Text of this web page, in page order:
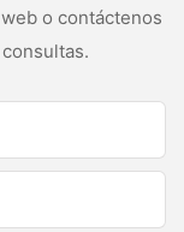
o contáctenos